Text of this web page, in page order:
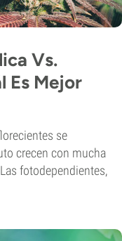
Vs.
Es Mejor
se
crecen con mucha
fotodependientes,